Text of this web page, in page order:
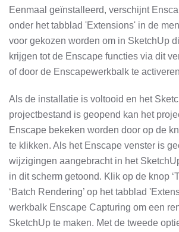
Eenmaal geïnstalleerd, verschijnt
onder het tabblad 'Extensions' in de
voor gekozen worden om in SketchUp
krijgen tot de Enscape functies via dit
of door de Enscapewerkbalk te
Als de installatie is voltooid en het
projectbestand is geopend kan het
Enscape bekeken worden door op de
te klikken. Als het Enscape venster is
wijzigingen aangebracht in het
in dit scherm getoond. Klik op de knop
‘Batch Rendering’ op het tabblad
werkbalk Enscape Capturing om een
SketchUp te maken. Met de tweede